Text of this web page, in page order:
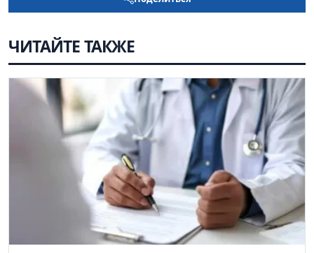
ЧИТАЙТЕ ТАКЖЕ